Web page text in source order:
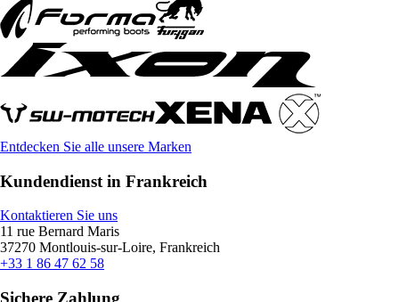
Entdecken Sie alle unsere Marken
Kundendienst in Frankreich
Kontaktieren Sie uns
11 rue Bernard Maris
37270 Montlouis-sur-Loire, Frankreich
+33 1 86 47 62 58
Sichere Zahlung